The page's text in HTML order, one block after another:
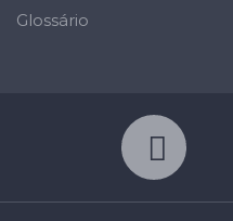
Glossário